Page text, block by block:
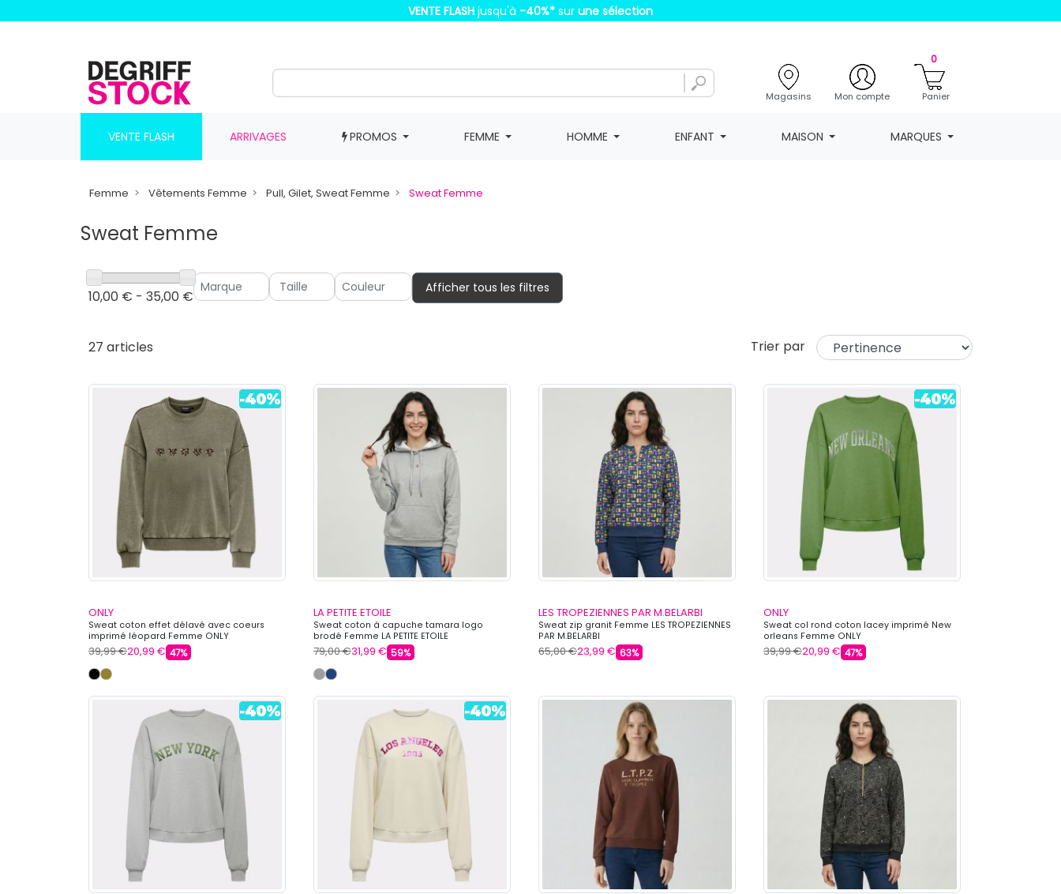
VENTE FLASH jusqu'à -40%* sur une sélection
Magasins Mon compte
0
Panier
VENTE FLASH ARRIVAGES PROMOS FEMME HOMME ENFANT MAISON MARQUES
Femme Vêtements Femme Pull, Gilet, Sweat Femme Sweat Femme
Sweat Femme
10,00 € - 35,00 €
Afficher tous les filtres
27 articles Trier par
ONLY
Sweat coton effet délavé avec coeurs
imprimé léopard Femme ONLY
39,99 €20,99 € 47%
LA PETITE ETOILE
Sweat coton à capuche tamara logo
brodé Femme LA PETITE ETOILE
79,00 €31,99 € 59%
LES TROPEZIENNES PAR M.BELARBI
Sweat zip granit Femme LES TROPEZIENNES
PAR M.BELARBI
65,00 €23,99 € 63%
ONLY
Sweat col rond coton lacey imprimé New
orleans Femme ONLY
39,99 €20,99 € 47%